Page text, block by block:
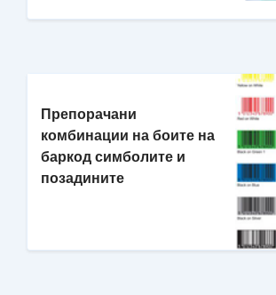
Препорачани
комбинации на боите на
баркод симболите и
позадините